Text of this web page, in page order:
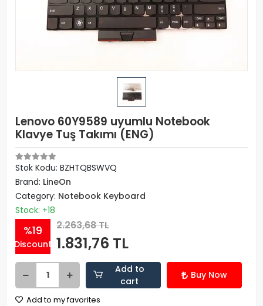
Lenovo 60Y9589 uyumlu Notebook
Klavye Tuş Takımı (ENG)
Stok Kodu: BZHTQBSWVQ
Brand: LineOn
Category: Notebook Keyboard
Stock: +18
%19
Discount
2.263,68 TL
1.831,76 TL
Add to
cart
Buy Now
Add to my favorites